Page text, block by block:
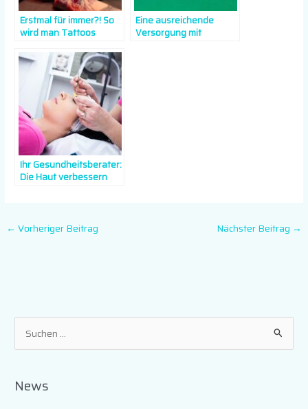
Erstmal für immer?! So
wird man Tattoos
Eine ausreichende
Versorgung mit
Ihr Gesundheitsberater:
Die Haut verbessern
← Vorheriger Beitrag Nächster Beitrag →
u
h
News